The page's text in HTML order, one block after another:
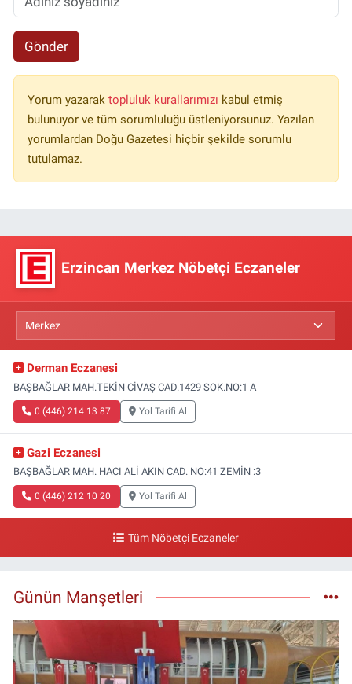
Gönder
Yorum yazarak topluluk kurallarımızı kabul etmiş
bulunuyor ve tüm sorumluluğu üstleniyorsunuz. Yazılan
yorumlardan Doğu Gazetesi hiçbir şekilde sorumlu
tutulamaz.
Erzincan Merkez Nöbetçi Eczaneler
Derman Eczanesi
BAŞBAĞLAR MAH.TEKİN CİVAŞ CAD.1429 SOK.NO:1 A
0 (446) 214 13 87 Yol Tarifi Al
Gazi Eczanesi
BAŞBAĞLAR MAH. HACI ALİ AKIN CAD. NO:41 ZEMİN :3
0 (446) 212 10 20 Yol Tarifi Al
Tüm Nöbetçi Eczaneler
Günün Manşetleri